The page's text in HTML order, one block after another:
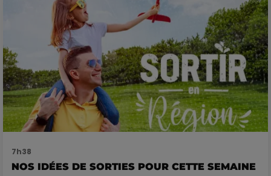
7h38
NOS IDÉES DE SORTIES POUR CETTE SEMAINE